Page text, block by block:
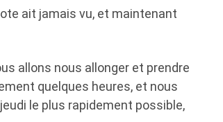
ait jamais vu, et maintenant
allons nous allonger et prendre
quelques heures, et nous
le plus rapidement possible,